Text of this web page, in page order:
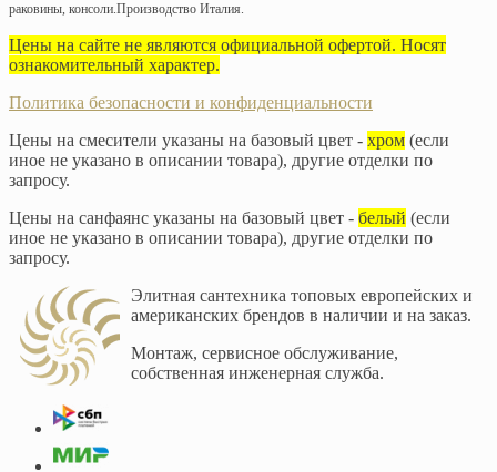
раковины, консоли.Производство Италия.
Цены на сайте не являются официальной офертой. Носят
ознакомительный характер.
Политика безопасности и конфиденциальности
Цены на смесители указаны на базовый цвет - хром (если
иное не указано в описании товара), другие отделки по
запросу.
Цены на санфаянс указаны на базовый цвет - белый (если
иное не указано в описании товара), другие отделки по
запросу.
Элитная сантехника топовых европейских и
американских брендов в наличии и на заказ.
Монтаж, сервисное обслуживание,
собственная инженерная служба.